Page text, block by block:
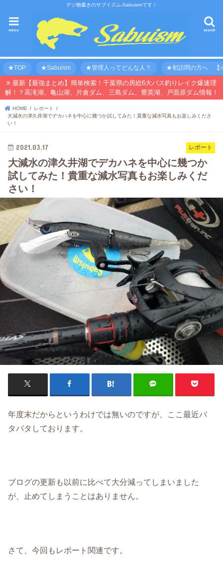
デジ物書きのサブイズム-Sabuismです！
search
menu
★TOP ★Sabuism ★管理人ってどんな人？ ★初訪問の方へ 【
最新【最強まとめ】簡単検索！千葉県の房総6大バス釣りレイク爆速理
解！？高滝湖、亀山湖、片倉ダム、三島ダム、豊英湖、戸面原ダム情報！
HOME
レポート
大減水の津久井湖でデカハネを中心に幾つか試してみた！貴重な減水写真もお楽しみくださ
い！
レポート
2021.03.17
大減水の津久井湖でデカハネを中心に幾つか
試してみた！貴重な減水写真もお楽しみくだ
さい！
年度末だからというわけでは無いのですが、ここ最近バ
タバタしております。
ブログの更新も以前に比べて大分減ってしまいました
が、止めてしまうことはありません。
さて、今回もレポート関連です。